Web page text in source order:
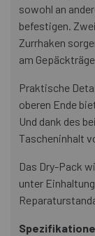
sowohl an
befestigen.
Zurrhaken
am
Praktische
oberen Ende
Und dank des
Tascheninhalt
Das Dry-Pack
unter